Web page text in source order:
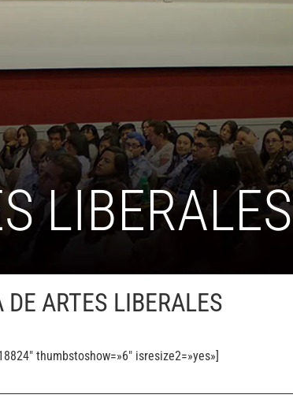
LIBERALES
ARTES LIBERALES
thumbstoshow=»6″ isresize2=»yes»]